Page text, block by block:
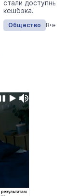
стали доступны
кешбэка.
Общество